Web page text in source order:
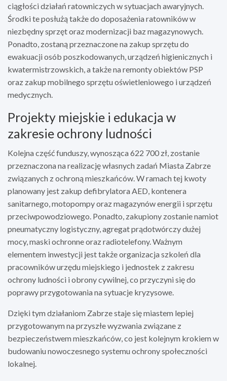
ciągłości działań ratowniczych w sytuacjach awaryjnych.
Środki te posłużą także do doposażenia ratowników w
niezbędny sprzęt oraz modernizacji baz magazynowych.
Ponadto, zostaną przeznaczone na zakup sprzętu do
ewakuacji osób poszkodowanych, urządzeń higienicznych i
kwatermistrzowskich, a także na remonty obiektów PSP
oraz zakup mobilnego sprzętu oświetleniowego i urządzeń
medycznych.
Projekty miejskie i edukacja w
zakresie ochrony ludności
Kolejna część funduszy, wynosząca 622 700 zł, zostanie
przeznaczona na realizację własnych zadań Miasta Zabrze
związanych z ochroną mieszkańców. W ramach tej kwoty
planowany jest zakup defibrylatora AED, kontenera
sanitarnego, motopompy oraz magazynów energii i sprzętu
przeciwpowodziowego. Ponadto, zakupiony zostanie namiot
pneumatyczny logistyczny, agregat prądotwórczy dużej
mocy, maski ochronne oraz radiotelefony. Ważnym
elementem inwestycji jest także organizacja szkoleń dla
pracowników urzędu miejskiego i jednostek z zakresu
ochrony ludności i obrony cywilnej, co przyczyni się do
poprawy przygotowania na sytuacje kryzysowe.
Dzięki tym działaniom Zabrze staje się miastem lepiej
przygotowanym na przyszłe wyzwania związane z
bezpieczeństwem mieszkańców, co jest kolejnym krokiem w
budowaniu nowoczesnego systemu ochrony społeczności
lokalnej.